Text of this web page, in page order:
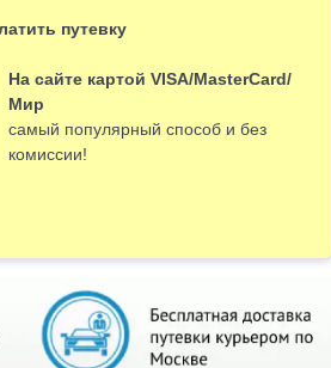
путевку
На сайте картой VISA/MasterCard/
Мир
самый популярный способ и без
комиссии!